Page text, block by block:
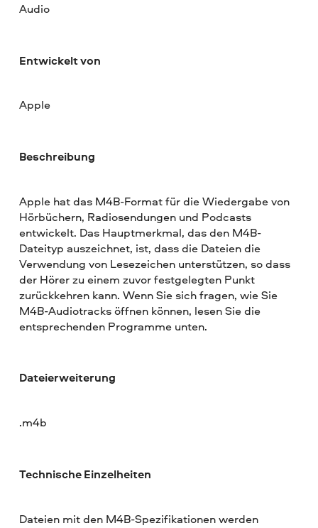
Audio
Entwickelt von
Apple
Beschreibung
Apple hat das M4B-Format für die Wiedergabe von
Hörbüchern, Radiosendungen und Podcasts
entwickelt. Das Hauptmerkmal, das den M4B-
Dateityp auszeichnet, ist, dass die Dateien die
Verwendung von Lesezeichen unterstützen, so dass
der Hörer zu einem zuvor festgelegten Punkt
zurückkehren kann. Wenn Sie sich fragen, wie Sie
M4B-Audiotracks öffnen können, lesen Sie die
entsprechenden Programme unten.
Dateierweiterung
.m4b
Technische Einzelheiten
Dateien mit den M4B-Spezifikationen werden